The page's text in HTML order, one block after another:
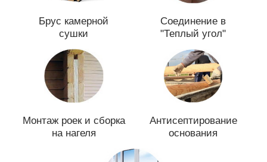
Брус камерной
сушки
Соединение в
"Теплый угол"
Монтаж роек и сборка
на нагеля
Антисептирование
основания